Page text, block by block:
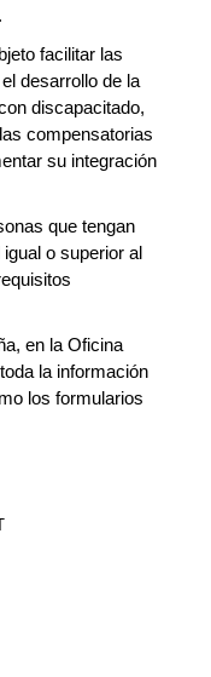
facilitar las
desarrollo de la
discapacitado,
compensatorias
su integración
que tengan
o superior al
en la Oficina
la información
los formularios